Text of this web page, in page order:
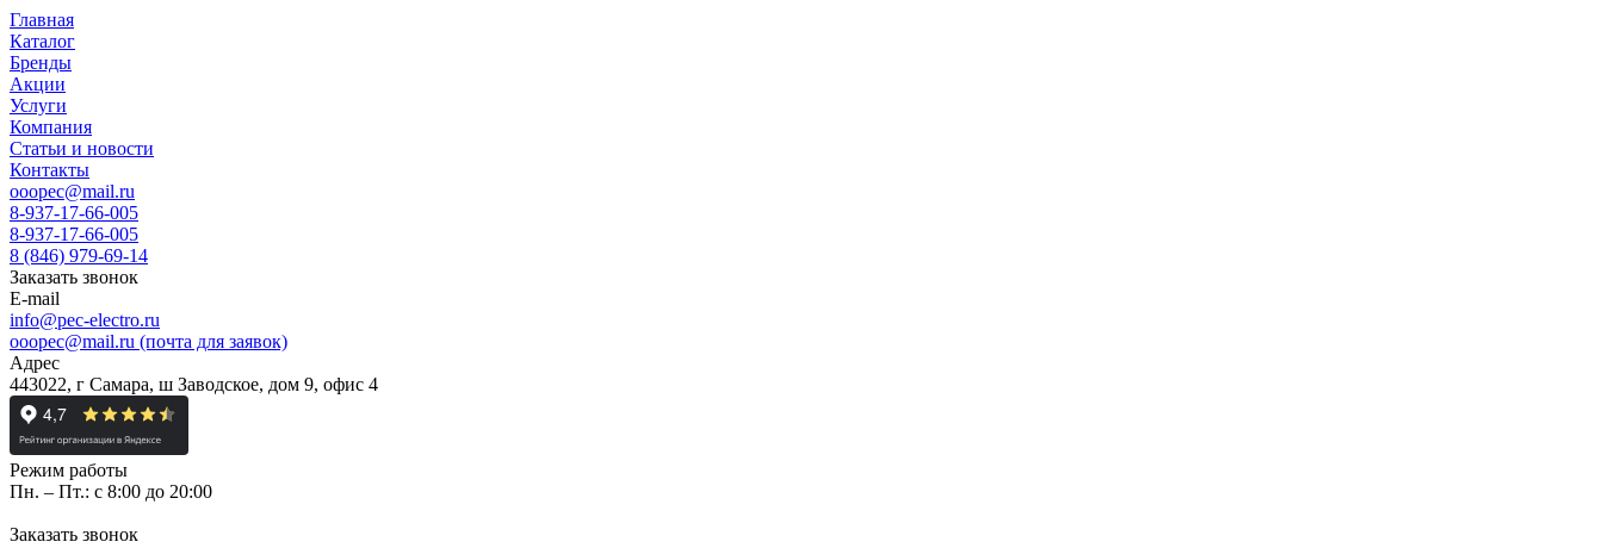
Главная
Каталог
Бренды
Акции
Услуги
Компания
Статьи и новости
Контакты
ooopec@mail.ru
8-937-17-66-005
8-937-17-66-005
8 (846) 979-69-14
Заказать звонок
E-mail
info@pec-electro.ru
ooopec@mail.ru (почта для заявок)
Адрес
443022, г Самара, ш Заводское, дом 9, офис 4
Режим работы
Пн. – Пт.: с 8:00 до 20:00
Заказать звонок